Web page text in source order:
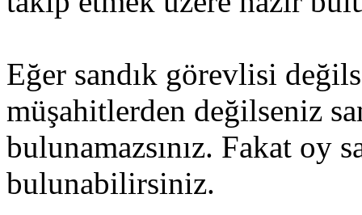
Eğer sandık görevlisi
müşahitlerden değilseniz
bulunamazsınız. Fakat oy
bulunabilirsiniz.